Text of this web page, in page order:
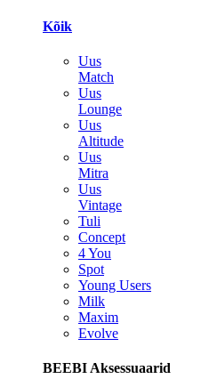
Kõik
Uus
Match
Uus
Lounge
Uus
Altitude
Uus
Mitra
Uus
Vintage
Tuli
Concept
4 You
Spot
Young Users
Milk
Maxim
Evolve
BEEBI Aksessuaarid